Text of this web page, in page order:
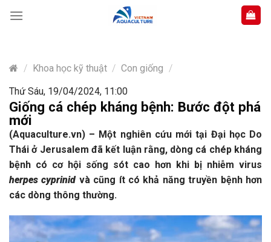
content
/ Khoa học kỹ thuật / Con giống /
Thứ Sáu, 19/04/2024, 11:00
Giống cá chép kháng bệnh: Bước đột phá
mới
(Aquaculture.vn) – Một nghiên cứu mới tại Đại học Do
Thái ở Jerusalem đã kết luận rằng, dòng cá chép kháng
bệnh có cơ hội sống sót cao hơn khi bị nhiễm virus
herpes cyprinidvà cũng ít có khả năng truyền bệnh hơn
các dòng thông thường.